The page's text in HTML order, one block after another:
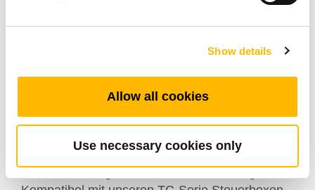
Show details
Allow all cookies
Use necessary cookies only
ergonomische Schreibtische, Werkbänke und
Teleskopdesign und einem breiten oberen sowie
schmalen unteren Profil bietet die TL9KR eine
sanfte, stabile und zuverlässige Bewegung –
ideal für moderne Arbeitsumgebungen, die